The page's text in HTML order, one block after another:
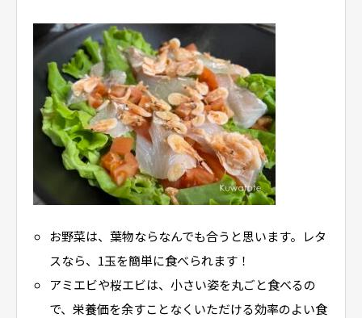
お野菜は、葉物ならなんでも合うと思います。レタ
スなら、1玉を簡単に食べられます！
アミエビや桜エビは、小さい姿を丸ごと食べるの
で、栄養価を余すことなくいただける効率のよい食